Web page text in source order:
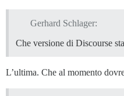
Gerhard Schlager:
Che versione di Discourse
L’ultima. Che al momento